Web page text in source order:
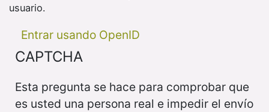
usuario.
Entrar usando OpenID
CAPTCHA
Esta pregunta se hace para comprobar que
es usted una persona real e impedir el envío